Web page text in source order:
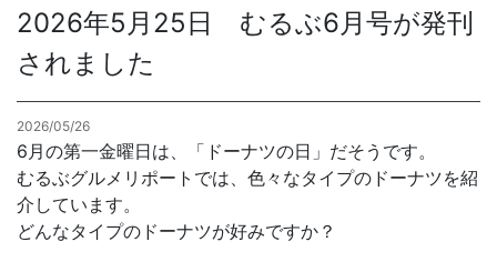
デジタルコンテンツ制作・撮影・その他
社員ブログ
お問合せ
2026年5月25日 むるぶ6月号が発刊
されました
2026/05/26
6月の第一金曜日は、「ドーナツの日」だそうです。
むるぶグルメリポートでは、色々なタイプのドーナツを紹
介しています。
どんなタイプのドーナツが好みですか？